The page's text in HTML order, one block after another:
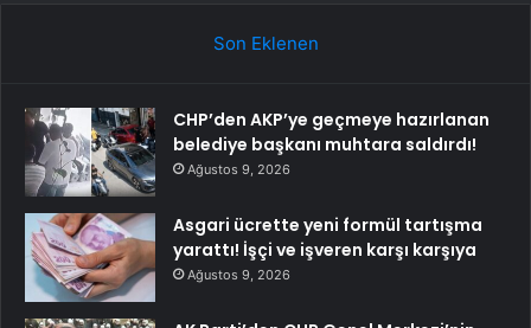
Son Eklenen
CHP’den AKP’ye geçmeye hazırlanan
belediye başkanı muhtara saldırdı!
Ağustos 9, 2026
Asgari ücrette yeni formül tartışma
yarattı! İşçi ve işveren karşı karşıya
Ağustos 9, 2026